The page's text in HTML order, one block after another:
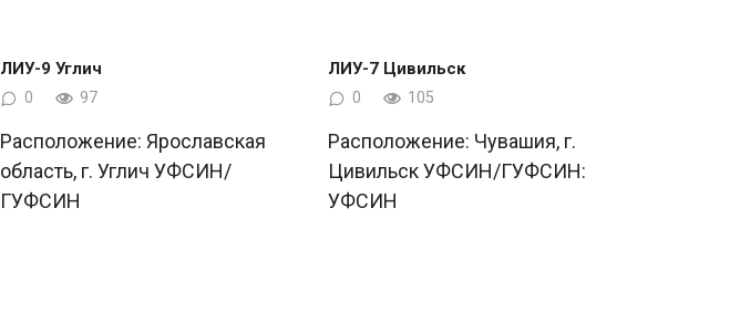
ЛИУ-9 Углич
0 97
Расположение: Ярославская
область, г. Углич УФСИН/
ГУФСИН
ЛИУ-7 Цивильск
0 105
Расположение: Чувашия, г.
Цивильск УФСИН/ГУФСИН:
УФСИН